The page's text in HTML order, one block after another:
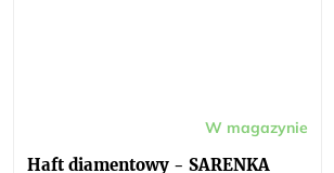
Haft diamentowy - SARENKA
W magazynie